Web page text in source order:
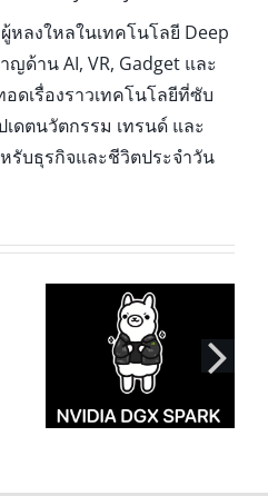
หลงใหลในเทคโนโลยี Deep
ญด้าน AI, VR, Gadget และ
ดเรื่องราวเทคโนโลยีที่ซับ
ดตนวัตกรรม เทรนด์ และ
รับธุรกิจและชีวิตประจำวัน
เปิดเผยความแตก
ต่าง Firmware
ระหว่าง NVIDIA
GB10 และ Dell